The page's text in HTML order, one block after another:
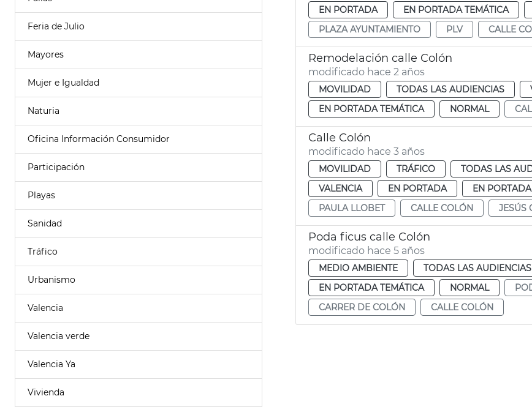
Feria de Julio
Mayores
Mujer e Igualdad
Naturia
Oficina Información Consumidor
Participación
Playas
Sanidad
Tráfico
Urbanismo
Valencia
Valencia verde
Valencia Ya
Vivienda
EN PORTADA
EN PORTADA TEMÁTICA
PLAZA AYUNTAMIENTO
PLV CALLE
Remodelación calle Colón
modificado hace 2 años
MOVILIDAD TODAS LAS AUDIENCIAS
EN PORTADA TEMÁTICA
NORMAL
Calle Colón
modificado hace 3 años
MOVILIDAD TRÁFICO TODAS LAS
VALENCIA
EN PORTADA EN
PAULA LLOBET
CALLE COLÓN JESÚS
Poda ficus calle Colón
modificado hace 5 años
MEDIO AMBIENTE TODAS LAS AUDIENCIAS
EN PORTADA TEMÁTICA
NORMAL
CARRER DE COLÓN
CALLE COLÓN